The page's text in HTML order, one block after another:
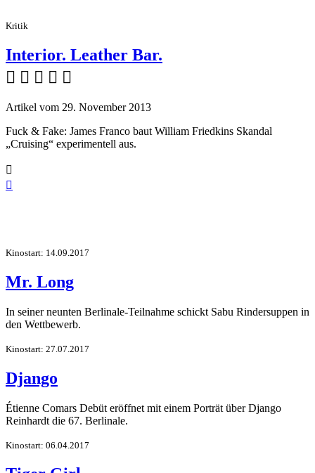
Kritik
Interior. Leather Bar.
    
Artikel vom 29. November 2013
Fuck & Fake: James Franco baut William Friedkins Skandal
„Cruising“ experimentell aus.


Kinostart: 14.09.2017
Mr. Long
In seiner neunten Berlinale-Teilnahme schickt Sabu Rindersuppen in
den Wettbewerb.
Kinostart: 27.07.2017
Django
Étienne Comars Debüt eröffnet mit einem Porträt über Django
Reinhardt die 67. Berlinale.
Kinostart: 06.04.2017